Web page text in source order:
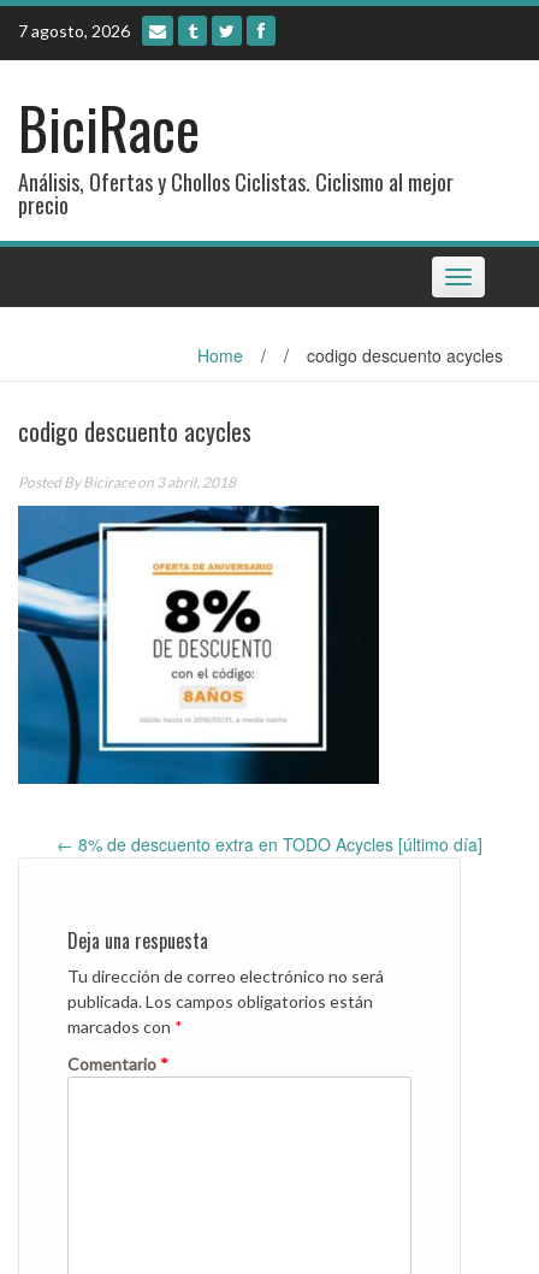
Skip
content
7 agosto, 2026
BiciRace
Análisis, Ofertas y Chollos Ciclistas. Ciclismo al mejor
precio
Toggle
navigation
Home / / codigo descuento acycles
codigo descuento acycles
Posted ByBiciraceon 3 abril, 2018
Post
← 8% de descuento extra en TODO Acycles [último día]
Deja una respuesta
Tu dirección de correo electrónico no será
publicada.Los campos obligatorios están
marcados con *
Comentario *